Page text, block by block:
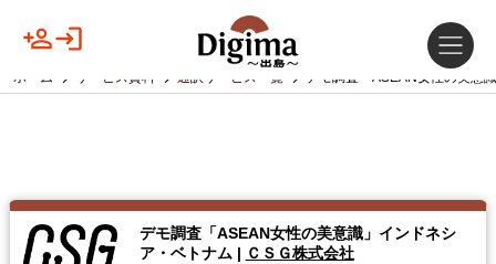
ホーム サービス資料 通訳サービス一覧 デモ調査「ASEAN女性の美意
デモ調査「ASEAN女性の美意識」インドネシ
ア・ベトナム | ＣＳＧ株式会社